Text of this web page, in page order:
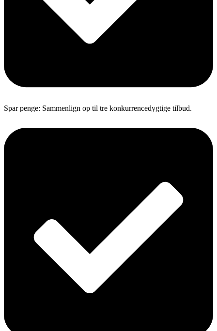
Spar penge: Sammenlign op til tre konkurrencedygtige tilbud.